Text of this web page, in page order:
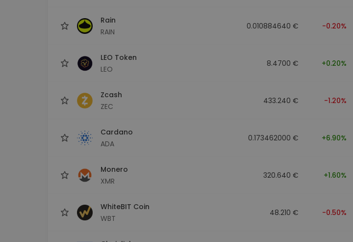
Rain
RAIN
0.010884640 € -0.20%
LEO Token
LEO
8.4700 € +0.20%
Zcash
ZEC
433.240 € -1.20%
Cardano
ADA
0.173462000 € +6.90%
Monero
XMR
320.640 € +1.60%
WhiteBIT Coin
WBT
48.210 € -0.50%